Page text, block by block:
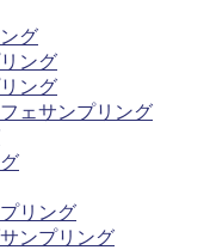
グ
ング
ング
ェサンプリング
リング
ンプリング